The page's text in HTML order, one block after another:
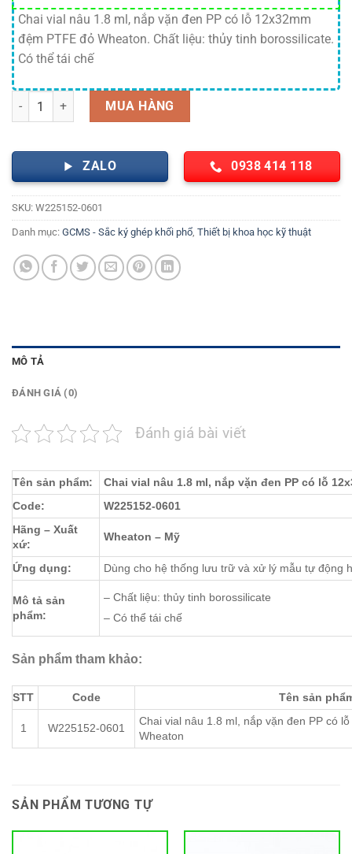
Chai vial nâu 1.8 ml, nắp vặn đen PP có lỗ 12x32mm
đệm PTFE đỏ Wheaton. Chất liệu: thủy tinh borossilicate.
Có thể tái chế
Chai vial nâu 1.8 ml, nắp vặn đen PP có lỗ 12x32mm đệm PTFE đỏ
MUA HÀNG
ZALO 0938 414 118
SKU: W225152-0601
Danh mục: GCMS - Sắc ký ghép khối phổ Thiết bị khoa học kỹ thuật
MÔ TẢ
ĐÁNH GIÁ (0)
Đánh giá bài viết
Tên sản phẩm:
Chai vial nâu 1.8 ml, nắp vặn đen PP có lỗ
Code:
W225152-0601
Hãng – Xuất
xứ:
Wheaton – Mỹ
Ứng dụng: Dùng cho hệ thống lưu trữ và xử lý mẫu tự động
Mô tả sản
phẩm:
– Chất liệu: thủy tinh borossilicate
– Có thể tái chế
Sản phẩm tham khảo:
STT Code Tên sản
1 W225152-0601
Chai vial nâu 1.8 ml, nắp vặn đen PP có
Wheaton
SẢN PHẨM TƯƠNG TỰ